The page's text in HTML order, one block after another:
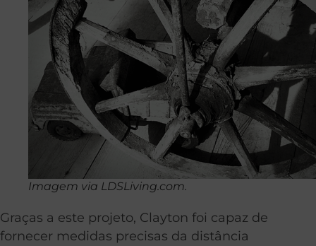
Imagem via LDSLiving.com.
Graças a este projeto, Clayton foi capaz de
fornecer medidas precisas da distância